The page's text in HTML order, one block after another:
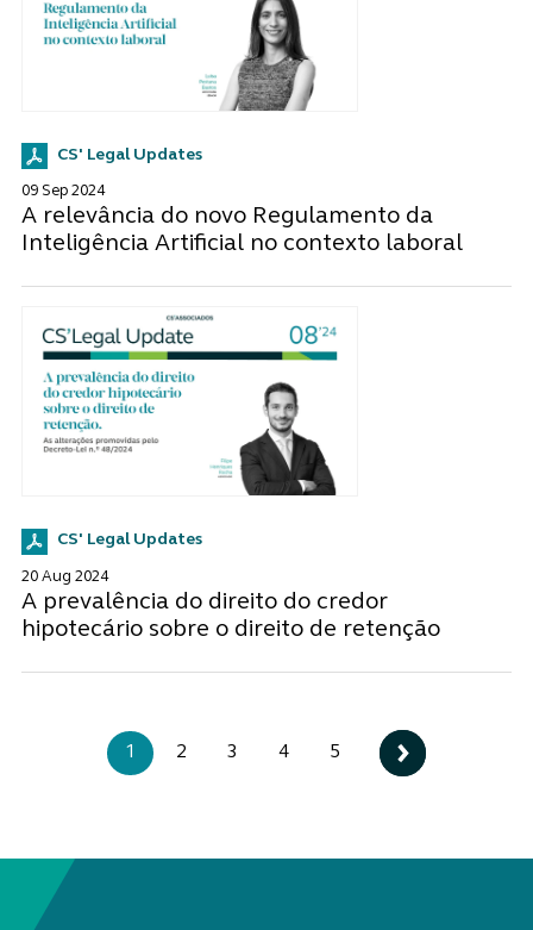
CS' Legal Updates
09 Sep 2024
A relevância do novo Regulamento da
Inteligência Artificial no contexto laboral
CS' Legal Updates
20 Aug 2024
A prevalência do direito do credor
hipotecário sobre o direito de retenção
1 2 3 4 5